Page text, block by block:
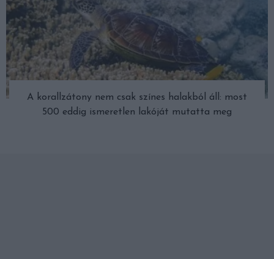
A korallzátony nem csak színes halakból áll: most
500 eddig ismeretlen lakóját mutatta meg